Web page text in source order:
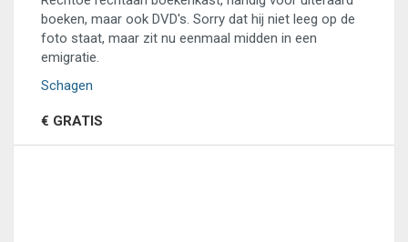
boeken, maar ook DVD's. Sorry dat hij niet leeg op de
foto staat, maar zit nu eenmaal midden in een
emigratie.
Schagen
€ GRATIS